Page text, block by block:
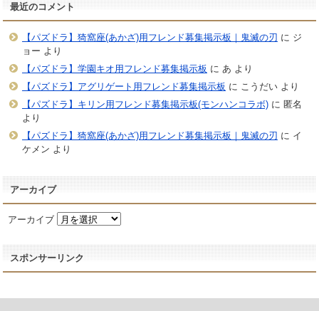
最近のコメント
【パズドラ】猗窩座(あかざ)用フレンド募集掲示板｜鬼滅の刃 に ジ
ョー より
【パズドラ】学園キオ用フレンド募集掲示板 に あ より
【パズドラ】アグリゲート用フレンド募集掲示板 に こうだいより
【パズドラ】キリン用フレンド募集掲示板(モンハンコラボ)に 匿名
より
【パズドラ】猗窩座(あかざ)用フレンド募集掲示板｜鬼滅の刃 に イ
ケメン より
アーカイブ
アーカイブ
スポンサーリンク